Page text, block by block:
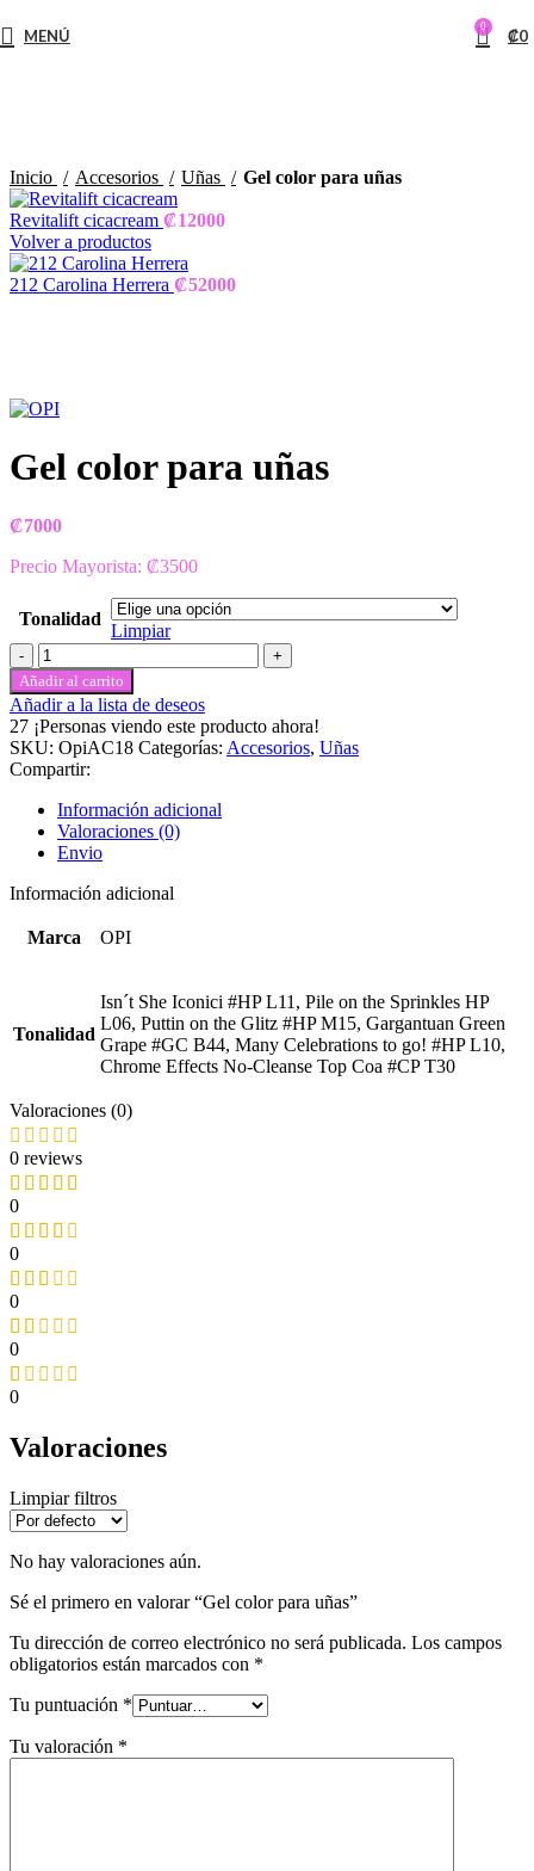
MENÚ 0 ₡0
Inicio Accesorios Uñas Gel color para uñas
Revitalift cicacream ₡12000
Volver a productos
212 Carolina Herrera ₡52000
Gel color para uñas
₡7000
Precio Mayorista: ₡3500
Tonalidad
Limpiar
Gel
color
para
uñas
cantidad
Añadir al carrito
Añadir a la lista de deseos
27 ¡Personas viendo este producto ahora!
SKU: OpiAC18 Categorías: Accesorios, Uñas
Compartir:
Información adicional
Valoraciones (0)
Envio
Información adicional
Marca OPI
Tonalidad
Isn´t She Iconici #HP L11, Pile on the Sprinkles HP
L06, Puttin on the Glitz #HP M15, Gargantuan Green
Grape #GC B44, Many Celebrations to go! #HP L10,
Chrome Effects No-Cleanse Top Coa #CP T30
Valoraciones (0)
0 reviews
0
0
0
0
0
Valoraciones
Limpiar filtros
No hay valoraciones aún.
Sé el primero en valorar “Gel color para uñas”
Tu dirección de correo electrónico no será publicada. Los campos
obligatorios están marcados con *
Tu puntuación *
Tu valoración *
35.000